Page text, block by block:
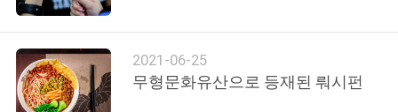
리
연
2021-06-25
무형문화유산으로 등재된 뤄시펀